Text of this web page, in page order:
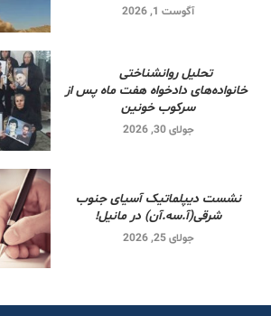
آگوست 1, 2026
تحلیل روانشناختی
خانواده‌های دادخواه هفت ماه پس از
سرکوب خونین
جولای 30, 2026
نشست دیپلماتیک آسیای جنوب
شرقی‌(آ.سه.آن) در مانیل!
جولای 25, 2026